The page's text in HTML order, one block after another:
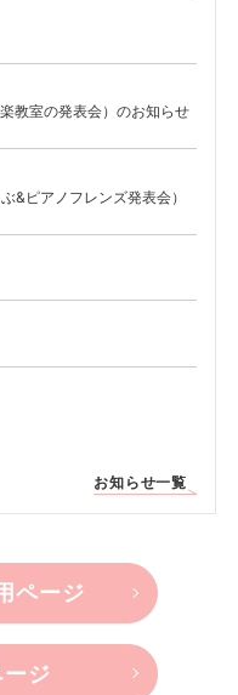
教室の発表会）のお知らせ
&ピアノフレンズ発表会）
ぶ&ピアノフレンズ発表会）
お知らせ一覧
ページ
ジ